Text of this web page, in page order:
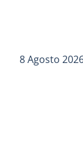
8 Agosto